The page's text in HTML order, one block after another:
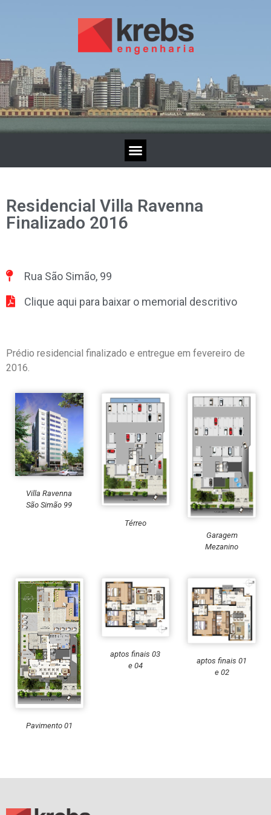
Residencial Villa Ravenna
Finalizado 2016
Rua São Simão, 99
Clique aqui para baixar o memorial descritivo
Prédio residencial finalizado e entregue em fevereiro de
2016.
Villa Ravenna
São Simão 99
Térreo
Garagem
Mezanino
Pavimento 01
aptos finais 03
e 04
aptos finais 01
e 02